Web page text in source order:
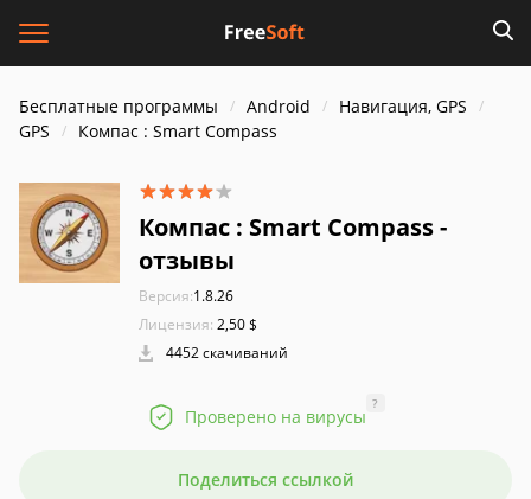
Бесплатные программы Android
Навигация, GPS
GPS
Компас : Smart Compass
Компас : Smart Compass -
отзывы
Версия:1.8.26
Лицензия: 2,50 $
4452 скачиваний
Проверено на вирусы
?
Поделиться ссылкой